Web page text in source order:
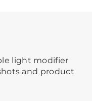
light modifier
and product